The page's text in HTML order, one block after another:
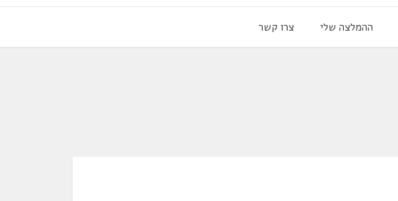
ההמלצה שלי צרו קשר